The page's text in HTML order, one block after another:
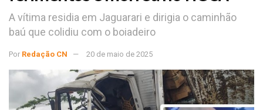
A vítima residia em Jaguarari e dirigia o caminhão
baú que colidiu com o boiadeiro
Por Redação CN 20 de maio de 2025